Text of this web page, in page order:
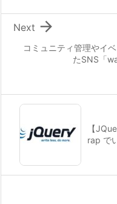
コミュニティ管理やイ
たSNS「

Next
【
rap で